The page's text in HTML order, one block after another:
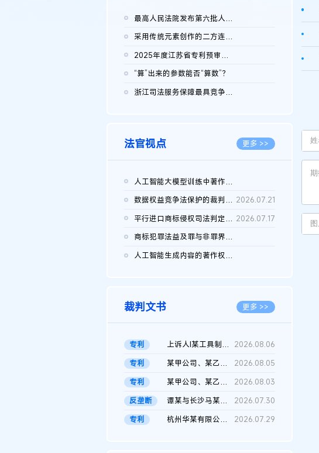
最高人民法院发布第六批人民法院种业知识产权司法保护典型案例 含...
采用传统元素创作的二方连续装饰图案作品的独创性及侵权对比认定
2025年度江苏省专利预审典型案例
“算”出来的参数能否“算数”？
浙江司法服务保障最具竞争力营商环境建设典型案例（第二批）含侵...
法官视点 更多 >>
人工智能大模型训练中著作权的合理使用
2026.07.28
数据权益竞争法保护的裁判路径构建 2026.07.21
平行进口商标侵权司法判定规则的困境与纾解 2026.07.17
商标犯罪法益及罪与非罪界限研究
人工智能生成内容的著作权司法认定：演进逻辑、现实困境与规则建...
裁判文书 更多 >>
专利 上诉人I某工具制品有限公司与被上诉人程某及一审被告中华人民共和...
2026.08.06
专利
某甲公司、某乙公司、某丙公司申请诉前行为保全复议裁定书
2026.08.05
专利
某甲公司、某乙公司、官某与某丙公司专利申请权权属纠纷 二审判决...
2026.08.03
反垄断
谭某与长沙马某堆农产品股份有限公司滥用市场支配地位纠纷二审裁...
2026.07.30
专利
杭州华某有限公司与菲某有限公司侵害发明专利权纠纷 2026.07.29